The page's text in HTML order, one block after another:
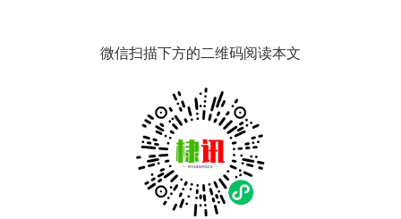
微信扫描下方的二维码阅读本文